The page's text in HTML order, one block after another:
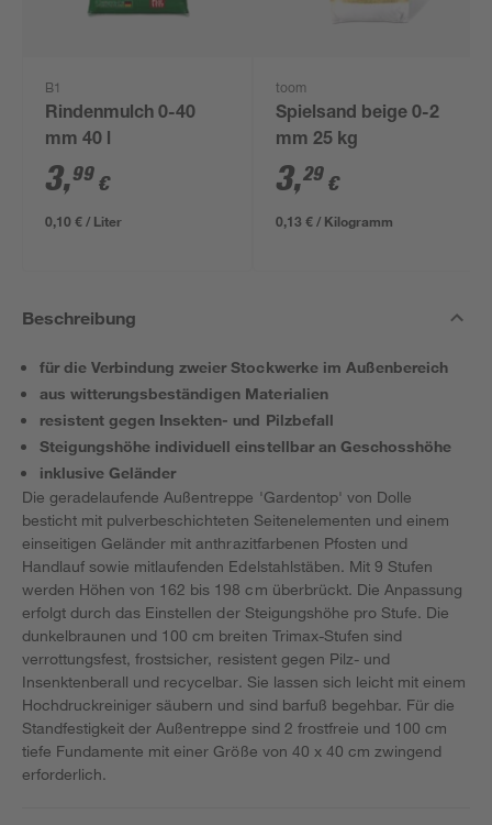
B1
Rindenmulch 0-40
mm 40 l
3,99 €
0,10 € / Liter
toom
Spielsand beige 0-2
mm 25 kg
3,29 €
0,13 € / Kilogramm
Beschreibung
für die Verbindung zweier Stockwerke im Außenbereich
aus witterungsbeständigen Materialien
resistent gegen Insekten- und Pilzbefall
Steigungshöhe individuell einstellbar an Geschosshöhe
inklusive Geländer
Die geradelaufende Außentreppe 'Gardentop' von Dolle
besticht mit pulverbeschichteten Seitenelementen und einem
einseitigen Geländer mit anthrazitfarbenen Pfosten und
Handlauf sowie mitlaufenden Edelstahlstäben. Mit 9 Stufen
werden Höhen von 162 bis 198 cm überbrückt. Die Anpassung
erfolgt durch das Einstellen der Steigungshöhe pro Stufe. Die
dunkelbraunen und 100 cm breiten Trimax-Stufen sind
verrottungsfest, frostsicher, resistent gegen Pilz- und
Insenktenberall und recycelbar. Sie lassen sich leicht mit einem
Hochdruckreiniger säubern und sind barfuß begehbar. Für die
Standfestigkeit der Außentreppe sind 2 frostfreie und 100 cm
tiefe Fundamente mit einer Größe von 40 x 40 cm zwingend
erforderlich.